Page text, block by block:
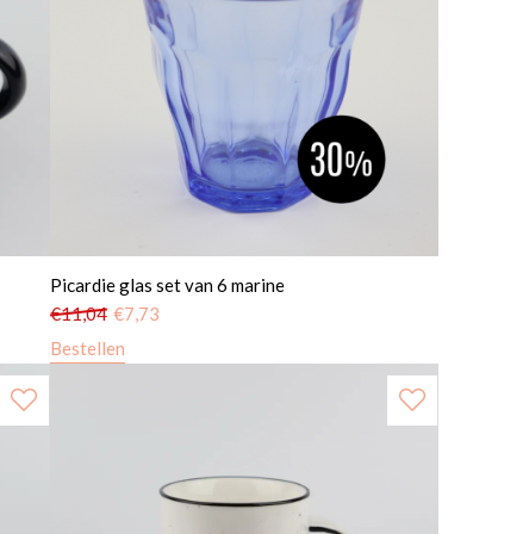
Picardie glas set van 6 marine
€11,04 €7,73
Bestellen